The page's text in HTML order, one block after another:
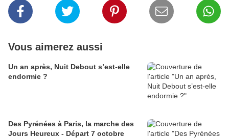
Vous aimerez aussi
Un an après, Nuit Debout s’est-elle
endormie ?
Des Pyrénées à Paris, la marche des
Jours Heureux - Départ 7 octobre